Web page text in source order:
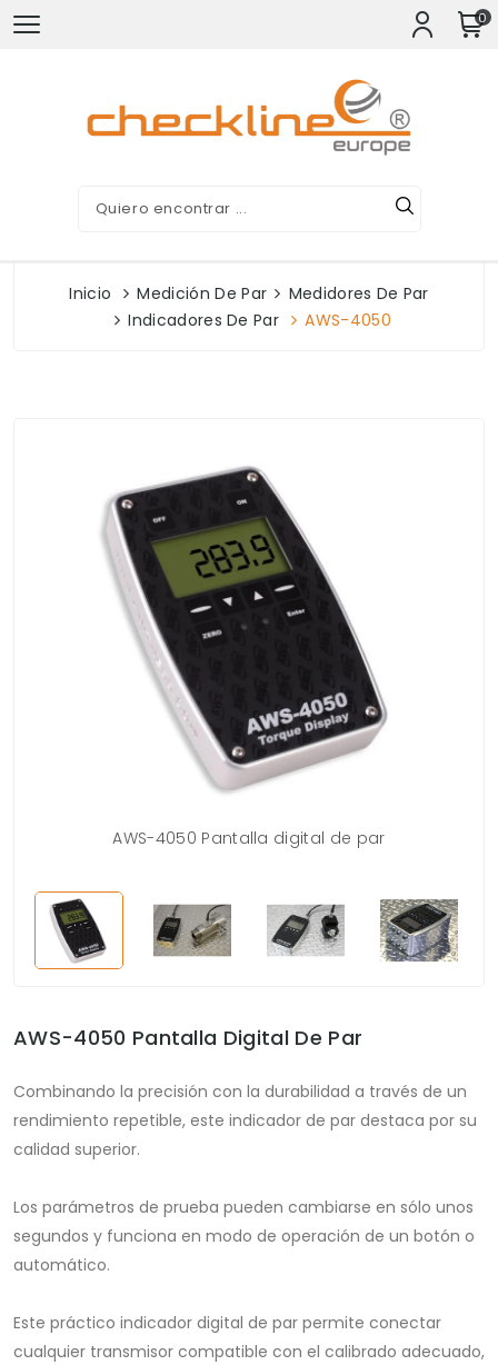
0
Inicio Medición De Par
Medidores De Par
Indicadores De Par
AWS-4050
AWS-4050 Pantalla digital de par
AWS-4050 Pantalla Digital De Par
Combinando la precisión con la durabilidad a través de un
rendimiento repetible, este indicador de par destaca por su
calidad superior.
Los parámetros de prueba pueden cambiarse en sólo unos
segundos y funciona en modo de operación de un botón o
automático.
Este práctico indicador digital de par permite conectar
cualquier transmisor compatible con el calibrado adecuado,